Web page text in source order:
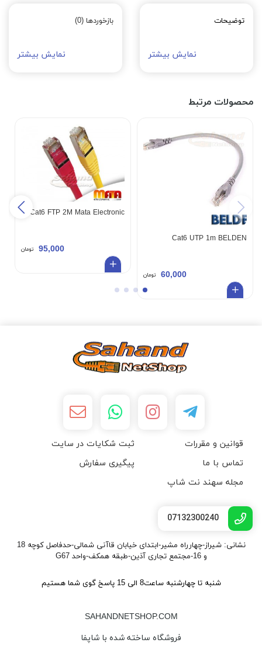
توضیحات
نمایش بیشتر
بازخوردها (0)
نمایش بیشتر
محصولات مرتبط
Cat6 UTP 1m BELDEN
60,000 تومان
Cat6 FTP 2M Mata Electronic
95,000 تومان
قوانین و مقررات
ثبت شکایات در سایت
تماس با ما
پیگیری سفارش
مجله سهند نت شاپ
07132300240
نشانی: شیراز-چهارراه مشیر-ابتدای خیابان قاآنی شمالی-حدفاصل کوچه 18
و 16-مجتمع تجاری آذین-طبقه همکف-واحد G67
شنبه تا چهارشنبه ساعت8 الی 15 پاسخ گوی شما هستیم
SAHANDNETSHOP.COM
فروشگاه ساخته شده با شاپفا